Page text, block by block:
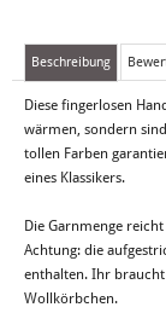
Beschreibung
Diese fingerlosen
wärmen, sondern
tollen Farben
eines Klassikers.
Die Garnmenge
Achtung: die
enthalten. Ihr braucht
Wollkörbchen.